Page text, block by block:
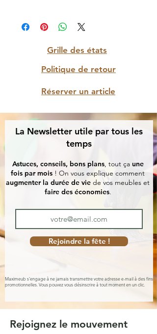
Grille des états
Politique de retour
Réserver un article
La Newsletter utile par tous les
temps
Astuces, conseils, bons plans, tout ça une
fois par mois ! On vous explique comment
augmenter la durée de vie de vos meubles et
faire des économies.
Rejoindre la fête !
Maximeub s'engage à ne jamais transmettre votre adresse e-mail à des fins
promotionnelles. Vous pouvez vous désinscrire à tout moment en un clic.
Rejoignez le mouvement